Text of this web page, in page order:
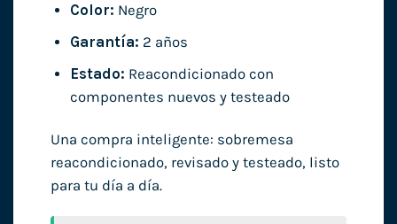
Color: Negro
Garantía: 2 años
Estado: Reacondicionado con
componentes nuevos y testeado
Una compra inteligente: sobremesa
reacondicionado, revisado y testeado, listo
para tu día a día.